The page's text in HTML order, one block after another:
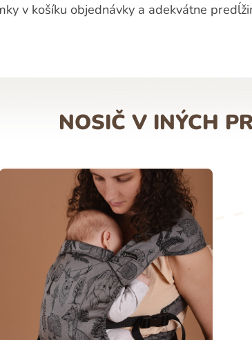
v košíku objednávky a adekvátne
NOSIČ V INÝCH